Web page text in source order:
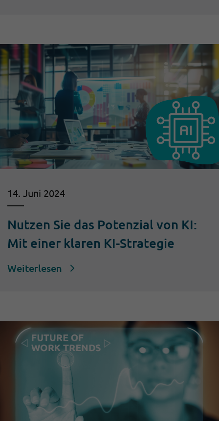
14. Juni 2024
Nutzen Sie das Potenzial von KI:
Mit einer klaren KI-Strategie
Weiterlesen